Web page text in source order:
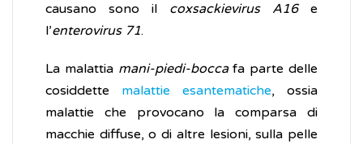
causano sono il coxsackievirus A16e
l’enterovirus 71.
La malattia mani-piedi-boccafa parte delle
cosiddette malattie esantematiche, ossia
malattie che provocano la comparsa di
macchie diffuse, o di altre lesioni, sulla pelle